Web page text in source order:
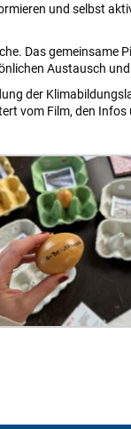
und selbst
Das gemeinsame
Austausch
der
vom Film, den